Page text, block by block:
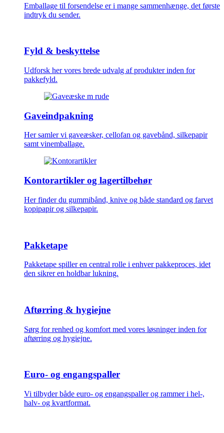
Emballage til forsendelse er i mange sammenhænge, det første
indtryk du sender.
Fyld & beskyttelse
Udforsk her vores brede udvalg af produkter inden for
pakkefyld.
Gaveindpakning
Her samler vi gaveæsker, cellofan og gavebånd, silkepapir
samt vinemballage.
Kontorartikler og lagertilbehør
Her finder du gummibånd, knive og både standard og farvet
kopipapir og silkepapir.
Pakketape
Pakketape spiller en central rolle i enhver pakkeproces, idet
den sikrer en holdbar lukning.
Aftørring & hygiejne
Sørg for renhed og komfort med vores løsninger inden for
aftørring og hygiejne.
Euro- og engangspaller
Vi tilbyder både euro- og engangspaller og rammer i hel-,
halv- og kvartformat.